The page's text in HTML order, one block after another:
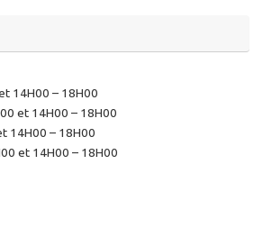
14H00 – 18H00
et 14H00 – 18H00
14H00 – 18H00
et 14H00 – 18H00